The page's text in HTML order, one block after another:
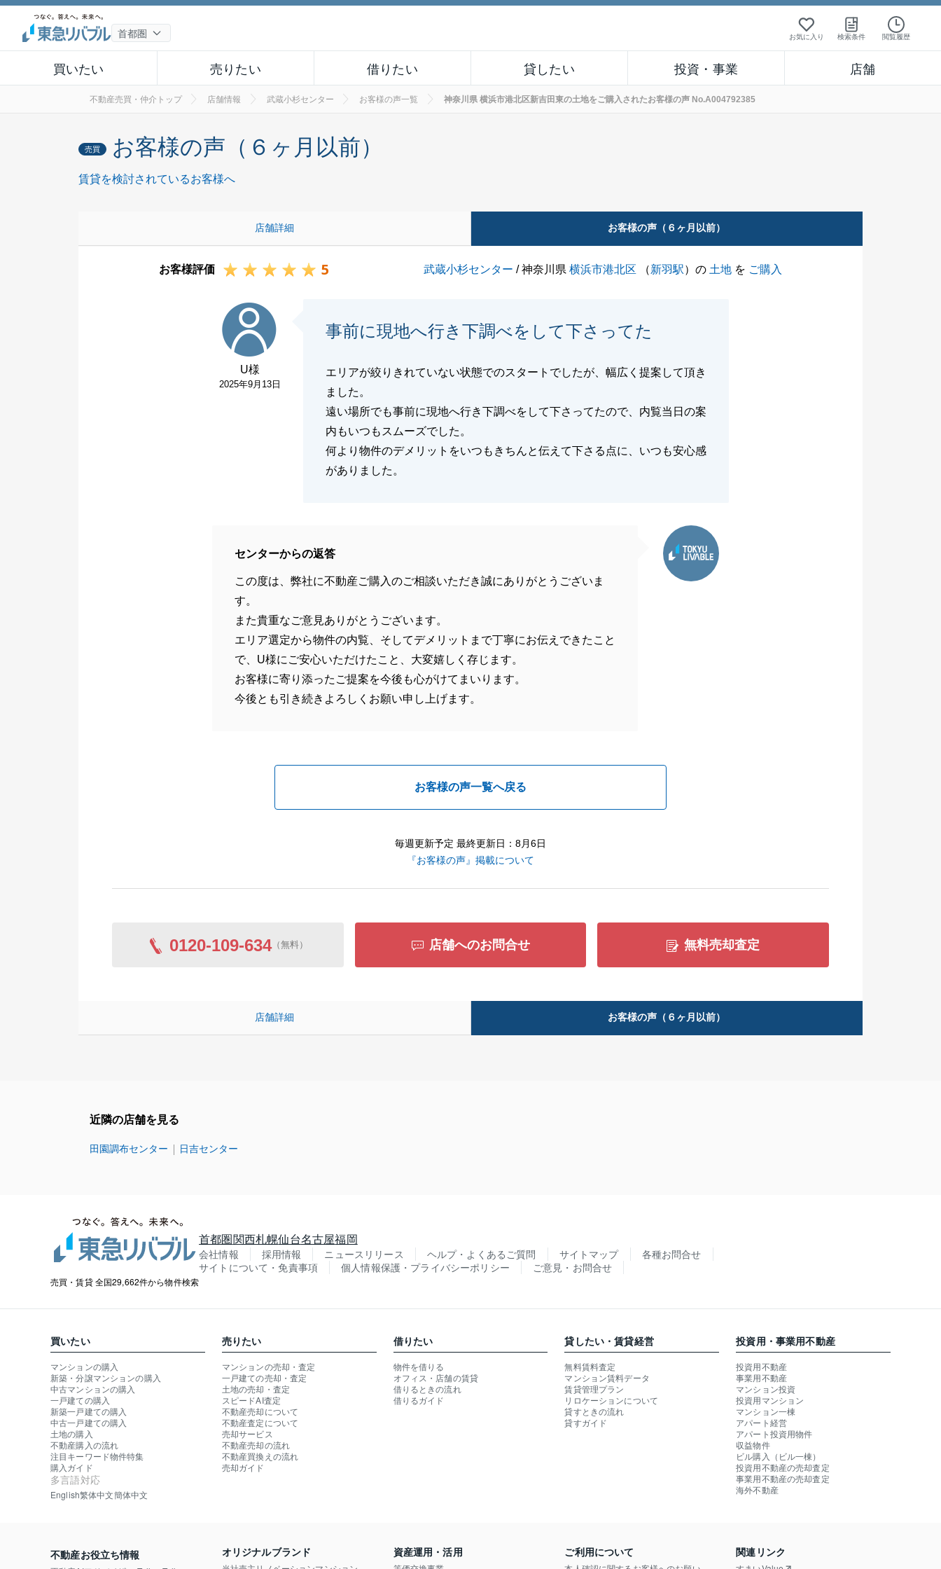
お気に入り 検索条件 閲覧履歴
買いたい 売りたい 借りたい 貸したい 投資・事業 店舗
不動産売買・仲介トップ 店舗情報 武蔵小杉センター お客様の声一覧 神奈川県 横浜市港北区新吉田東の土地をご購入されたお客様の声 No.A004792385
売買 お客様の声（６ヶ月以前）
賃貸を検討されているお客様へ
店舗詳細 お客様の声（６ヶ月以前）
お客様評価 5 武蔵小杉センター / 神奈川県横浜市港北区 （新羽駅）の 土地 を ご購入
U様
2025年9月13日
事前に現地へ行き下調べをして下さってた
エリアが絞りきれていない状態でのスタートでしたが、幅広く提案して頂き
ました。
遠い場所でも事前に現地へ行き下調べをして下さってたので、内覧当日の案
内もいつもスムーズでした。
何より物件のデメリットをいつもきちんと伝えて下さる点に、いつも安心感
がありました。
センターからの返答
この度は、弊社に不動産ご購入のご相談いただき誠にありがとうございま
す。
また貴重なご意見ありがとうございます。
エリア選定から物件の内覧、そしてデメリットまで丁寧にお伝えできたこと
で、U様にご安心いただけたこと、大変嬉しく存じます。
お客様に寄り添ったご提案を今後も心がけてまいります。
今後とも引き続きよろしくお願い申し上げます。
お客様の声一覧へ戻る
毎週更新予定 最終更新日：8月6日
『お客様の声』掲載について
0120-109-634（無料） 店舗へのお問合せ 無料売却査定
店舗詳細 お客様の声（６ヶ月以前）
近隣の店舗を見る
田園調布センター 日吉センター
売買・賃貸 全国29,662件から物件検索
首都圏関西札幌仙台名古屋福岡
会社情報 採用情報 ニュースリリース ヘルプ・よくあるご質問 サイトマップ
各種お問合せ
サイトについて・免責事項
個人情報保護・プライバシーポリシー ご意見・お問合せ
買いたい
マンションの購入
新築・分譲マンションの購入
中古マンションの購入
一戸建ての購入
新築一戸建ての購入
中古一戸建ての購入
土地の購入
不動産購入の流れ
注目キーワード物件特集
購入ガイド
多言語対応
English繁体中文簡体中文
売りたい
マンションの売却・査定
一戸建ての売却・査定
土地の売却・査定
スピードAI査定
不動産売却について
不動産査定について
売却サービス
不動産売却の流れ
不動産買換えの流れ
売却ガイド
借りたい
物件を借りる
オフィス・店舗の賃貸
借りるときの流れ
借りるガイド
貸したい・賃貸経営
無料賃料査定
マンション賃料データ
賃貸管理プラン
リロケーションについて
貸すときの流れ
貸すガイド
投資用・事業用不動産
投資用不動産
事業用不動産
マンション投資
投資用マンション
マンション一棟
アパート経営
アパート投資用物件
収益物件
ビル購入（ビル一棟）
投資用不動産の売却査定
事業用不動産の売却査定
海外不動産
不動産お役立ち情報 オリジナルブランド 資産運用・活用 ご利用について 関連リンク